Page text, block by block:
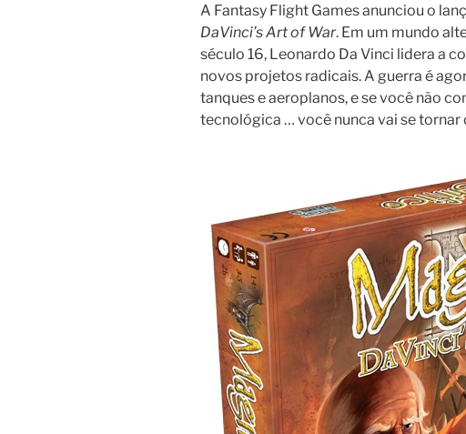
A Fantasy Flight Games anunciou o
DaVinci’s Art of War. Em um mundo
século 16, Leonardo Da Vinci lidera a
novos projetos radicais. A guerra é
tanques e aeroplanos, e se você não
tecnológica … você nunca vai se